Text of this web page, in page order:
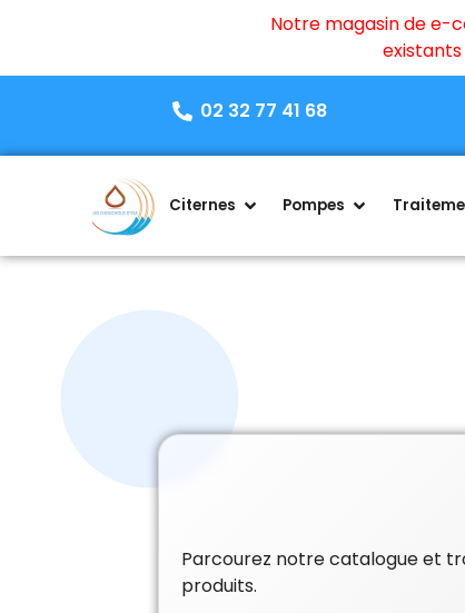
Notre magasin de e-
02 32 77 41 68
Citernes Pompes
Parcourez notre catalogue et
produits.